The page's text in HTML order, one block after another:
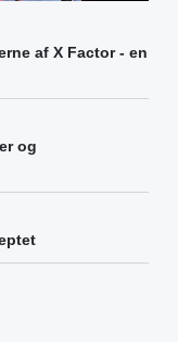
af X Factor - en
og